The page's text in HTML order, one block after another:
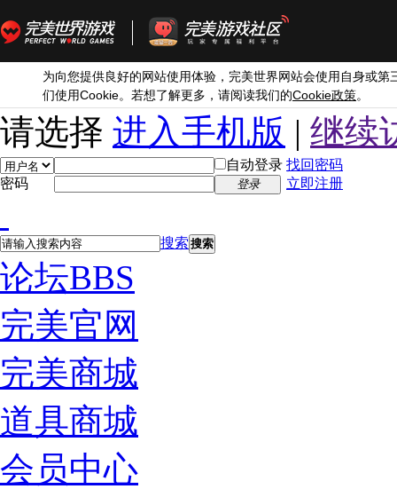
为向您提供良好的网站使用体验，完美世界网站会使用自身或第
们使用Cookie。若想了解更多，请阅读我们的Cookie政策。
请选择 进入手机版 | 继续
自动登录 找回密码
密码
登录 立即注册
搜索 搜索
论坛BBS
完美官网
完美商城
道具商城
会员中心